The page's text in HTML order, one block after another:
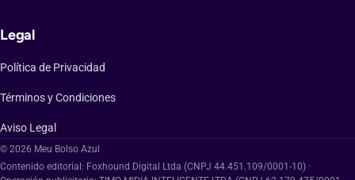
Legal
Política de Privacidad
Términos y Condiciones
Aviso Legal
© 2026 Meu Bolso Azul
Contenido editorial: Foxhound Digital Ltda (CNPJ 44.451.109/0001-10) ·